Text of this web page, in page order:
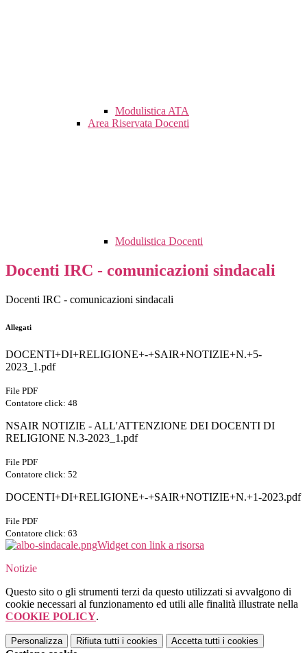
Modulistica ATA
Area Riservata Docenti
Modulistica Docenti
Docenti IRC - comunicazioni sindacali
Docenti IRC - comunicazioni sindacali
Allegati
DOCENTI+DI+RELIGIONE+-+SAIR+NOTIZIE+N.+5-
2023_1.pdf
File PDF
Contatore click: 48
NSAIR NOTIZIE - ALL'ATTENZIONE DEI DOCENTI DI
RELIGIONE N.3-2023_1.pdf
File PDF
Contatore click: 52
DOCENTI+DI+RELIGIONE+-+SAIR+NOTIZIE+N.+1-2023.pdf
File PDF
Contatore click: 63
Widget con link a risorsa
Notizie
Questo sito o gli strumenti terzi da questo utilizzati si avvalgono di
cookie necessari al funzionamento ed utili alle finalità illustrate nella
COOKIE POLICY.
Personalizza Rifiuta tutti i cookies Accetta tutti i cookies